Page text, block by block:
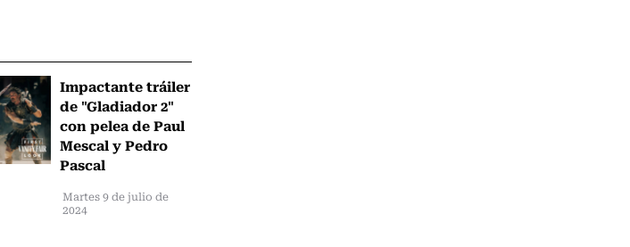
Impactante tráiler
de "Gladiador 2"
con pelea de Paul
Mescal y Pedro
Pascal
Martes 9 de julio de
2024